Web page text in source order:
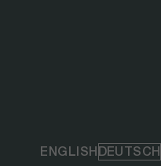
ENGLISHDEUTSCH